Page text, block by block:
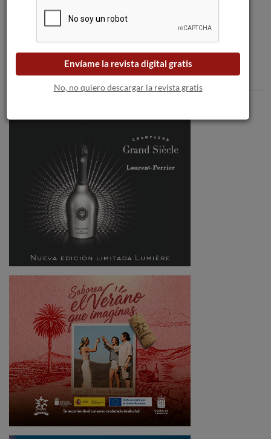
Comentarios
Envíame la revista digital gratis
No, no quiero descargar la revista gratis